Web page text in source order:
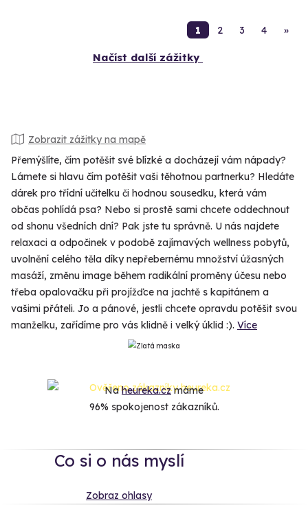
1 2 3 4 »
Načíst další zážitky
Zobrazit zážitky na mapě
Přemýšlíte, čím potěšit své blízké a docházejí vám nápady?
Lámete si hlavu čím potěšit vaši těhotnou partnerku? Hledáte
dárek pro třídní učitelku či hodnou sousedku, která vám
občas pohlídá psa? Nebo si prostě sami chcete oddechnout
od shonu všedních dní? Pak jste tu správně. U nás najdete
relaxaci a odpočinek v podobě zajímavých wellness pobytů,
uvolnění celého těla díky nepřebernému množství úžasných
masáží, změnu image během radikální proměny účesu nebo
třeba opalovačku při projížďce na jachtě s kapitánem a
vašimi přáteli. Jo a pánové, jestli chcete opravdu potěšit svou
manželku, zařídíme pro vás klidně i velký úklid :). Více
Naheureka.czmáme
96% spokojenost zákazníků.
Co si o nás myslí
Zobraz ohlasy